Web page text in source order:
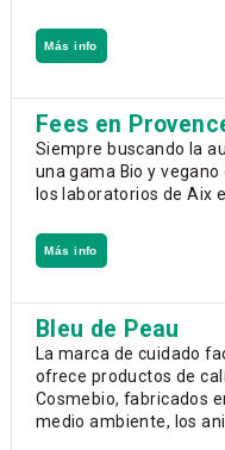
Más info
Fees en
Siempre buscando la
una gama Bio y
los laboratorios de Aix
Más info
Bleu de Peau
La marca de cuidado
ofrece productos de
Cosmebio, fabricados
medio ambiente, los